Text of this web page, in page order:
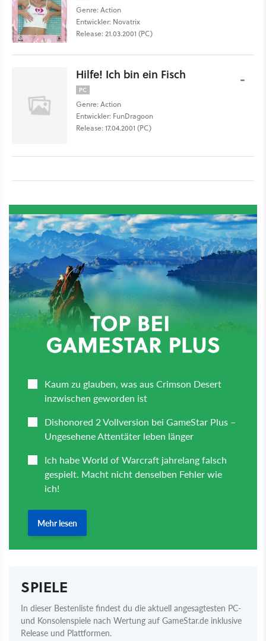
Genre: Action
Entwickler: Novatrix
Release: 21.03.2001 (PC)
Hilfe! Ich bin ein Fisch
PC
Genre: Action
Entwickler: FunDragoon
Release: 17.04.2001 (PC)
-
SPIELE
In dieser Bestenliste findest du die aktuell angesagtesten PC-
und Konsolenspiele nach Wertung auf GameStar.de inklusive
Release und Plattformen.